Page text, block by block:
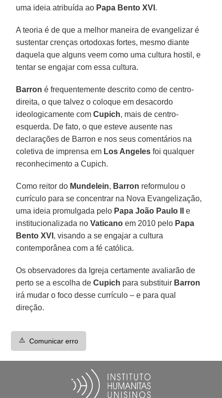
uma ideia atribuída ao Papa Bento XVI .
A teoria é de que a melhor maneira de evangelizar é
sustentar crenças ortodoxas fortes, mesmo diante
daquela que alguns veem como uma cultura hostil, e
tentar se engajar com essa cultura.
Barron é frequentemente descrito como de centro-
direita, o que talvez o coloque em desacordo
ideologicamente comCupich, mais de centro-
esquerda. De fato, o que esteve ausente nas
declarações de Barron e nos seus comentários na
coletiva de imprensa em Los Angeles foi qualquer
reconhecimento a Cupich.
Como reitor do Mundelein, Barron reformulou o
currículo para se concentrar na Nova Evangelização,
uma ideia promulgada pelo Papa João Paulo II
e
institucionalizada noVaticano em 2010 pelo Papa
Bento XVI , visando a se engajar a cultura
contemporânea com a fé católica.
Os observadores da Igreja certamente avaliarão de
perto se a escolha deCupich para substituir Barron
irá mudar o foco desse currículo – e para qual
direção.
⚠️ Comunicar erro